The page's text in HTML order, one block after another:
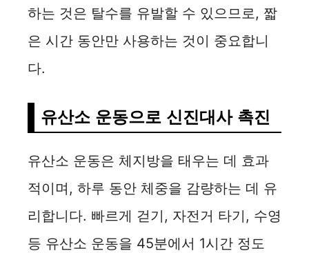
하는 것은 탈수를 유발할 수 있으므로, 짧
은 시간 동안만 사용하는 것이 중요합니
다.
유산소 운동으로 신진대사 촉진
유산소 운동은 체지방을 태우는 데 효과
적이며, 하루 동안 체중을 감량하는 데 유
리합니다. 빠르게 걷기, 자전거 타기, 수영
등 유산소 운동을 45분에서 1시간 정도